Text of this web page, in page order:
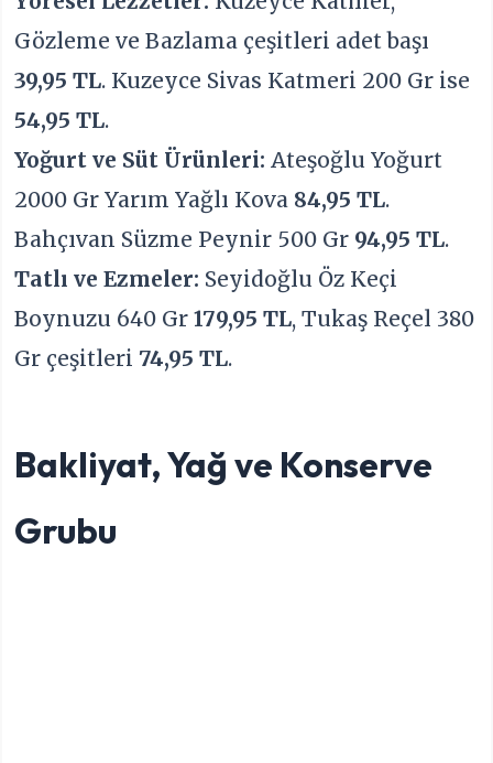
Gözleme ve Bazlama çeşitleri adet başı
39,95 TL. Kuzeyce Sivas Katmeri 200 Gr ise
54,95 TL.
Yoğurt ve Süt Ürünleri: Ateşoğlu Yoğurt
2000 Gr Yarım Yağlı Kova 84,95 TL.
Bahçıvan Süzme Peynir 500 Gr 94,95 TL.
Tatlı ve Ezmeler: Seyidoğlu Öz Keçi
Boynuzu 640 Gr179,95 TL, Tukaş Reçel 380
Gr çeşitleri74,95 TL.
Bakliyat, Yağ ve Konserve
Grubu